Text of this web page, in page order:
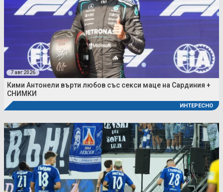
7 авг 2026
Кими Антонели върти любов със секси маце на Сардиния +
СНИМКИ
ИНТЕРЕСНО